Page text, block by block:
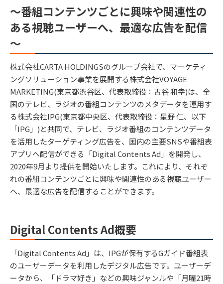
～番組コンテンツごとに興味や関連性の
ある視聴ユーザーへ、最適な広告を配信
～
株式会社CARTA HOLDINGSのグループ会社で、マーケティ
ングソリューション事業を展開する株式会社VOYAGE
MARKETING(東京都渋谷区、代表取締役：古谷 和幸)は、全
国のテレビ、ラジオの番組コンテンツのメタデータを運用す
る株式会社IPG(東京都中央区、代表取締役：星野 仁、以下
「IPG」)と共同で、テレビ、ラジオ番組のコンテンツデータ
を活用したターゲティング広告を、国内の主要SNSや番組表
アプリへ配信ができる「Digital Contents Ad」を開発し、
2020年9月より提供を開始いたします。これにより、それぞ
れの番組コンテンツごとに興味や関連性のある視聴ユーザー
へ、最適な広告を配信することができます。
Digital Contents Ad概要
「Digital Contents Ad」は、IPGが保有するGガイド番組表
のユーザーデータを利用したデジタル広告です。ユーザーデ
ータから、「ドラマ好き」などの興味ジャンルや「月曜21時